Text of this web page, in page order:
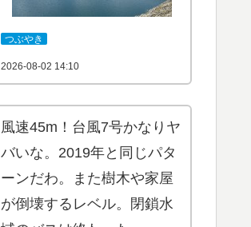
つぶやき
2026-08-02 14:10
風速45m！台風7号かなりヤ
バいな。2019年と同じパタ
ーンだわ。また樹木や家屋
が倒壊するレベル。閉鎖水